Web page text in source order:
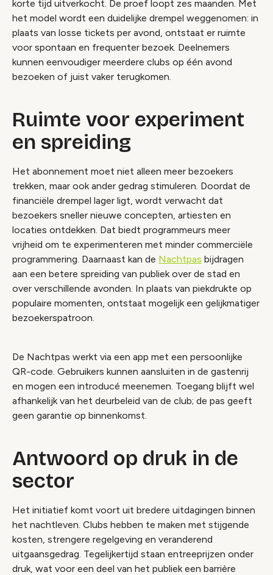
korte tijd uitverkocht. De proef loopt zes maanden. Met
het model wordt een duidelijke drempel weggenomen: in
plaats van losse tickets per avond, ontstaat er ruimte
voor spontaan en frequenter bezoek. Deelnemers
kunnen eenvoudiger meerdere clubs op één avond
bezoeken of juist vaker terugkomen.
Ruimte voor experiment
en spreiding
Het abonnement moet niet alleen meer bezoekers
trekken, maar ook ander gedrag stimuleren. Doordat de
financiële drempel lager ligt, wordt verwacht dat
bezoekers sneller nieuwe concepten, artiesten en
locaties ontdekken. Dat biedt programmeurs meer
vrijheid om te experimenteren met minder commerciële
programmering. Daarnaast kan de Nachtpas bijdragen
aan een betere spreiding van publiek over de stad en
over verschillende avonden. In plaats van piekdrukte op
populaire momenten, ontstaat mogelijk een gelijkmatiger
bezoekerspatroon.
De Nachtpas werkt via een app met een persoonlijke
QR-code. Gebruikers kunnen aansluiten in de gastenrij
en mogen een introducé meenemen. Toegang blijft wel
afhankelijk van het deurbeleid van de club; de pas geeft
geen garantie op binnenkomst.
Antwoord op druk in de
sector
Het initiatief komt voort uit bredere uitdagingen binnen
het nachtleven. Clubs hebben te maken met stijgende
kosten, strengere regelgeving en veranderend
uitgaansgedrag. Tegelijkertijd staan entreeprijzen onder
druk, wat voor een deel van het publiek een barrière